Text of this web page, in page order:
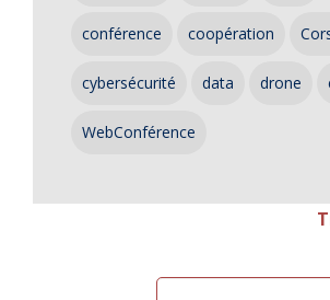
conférence coopération
cybersécurité data drone
WebConférence